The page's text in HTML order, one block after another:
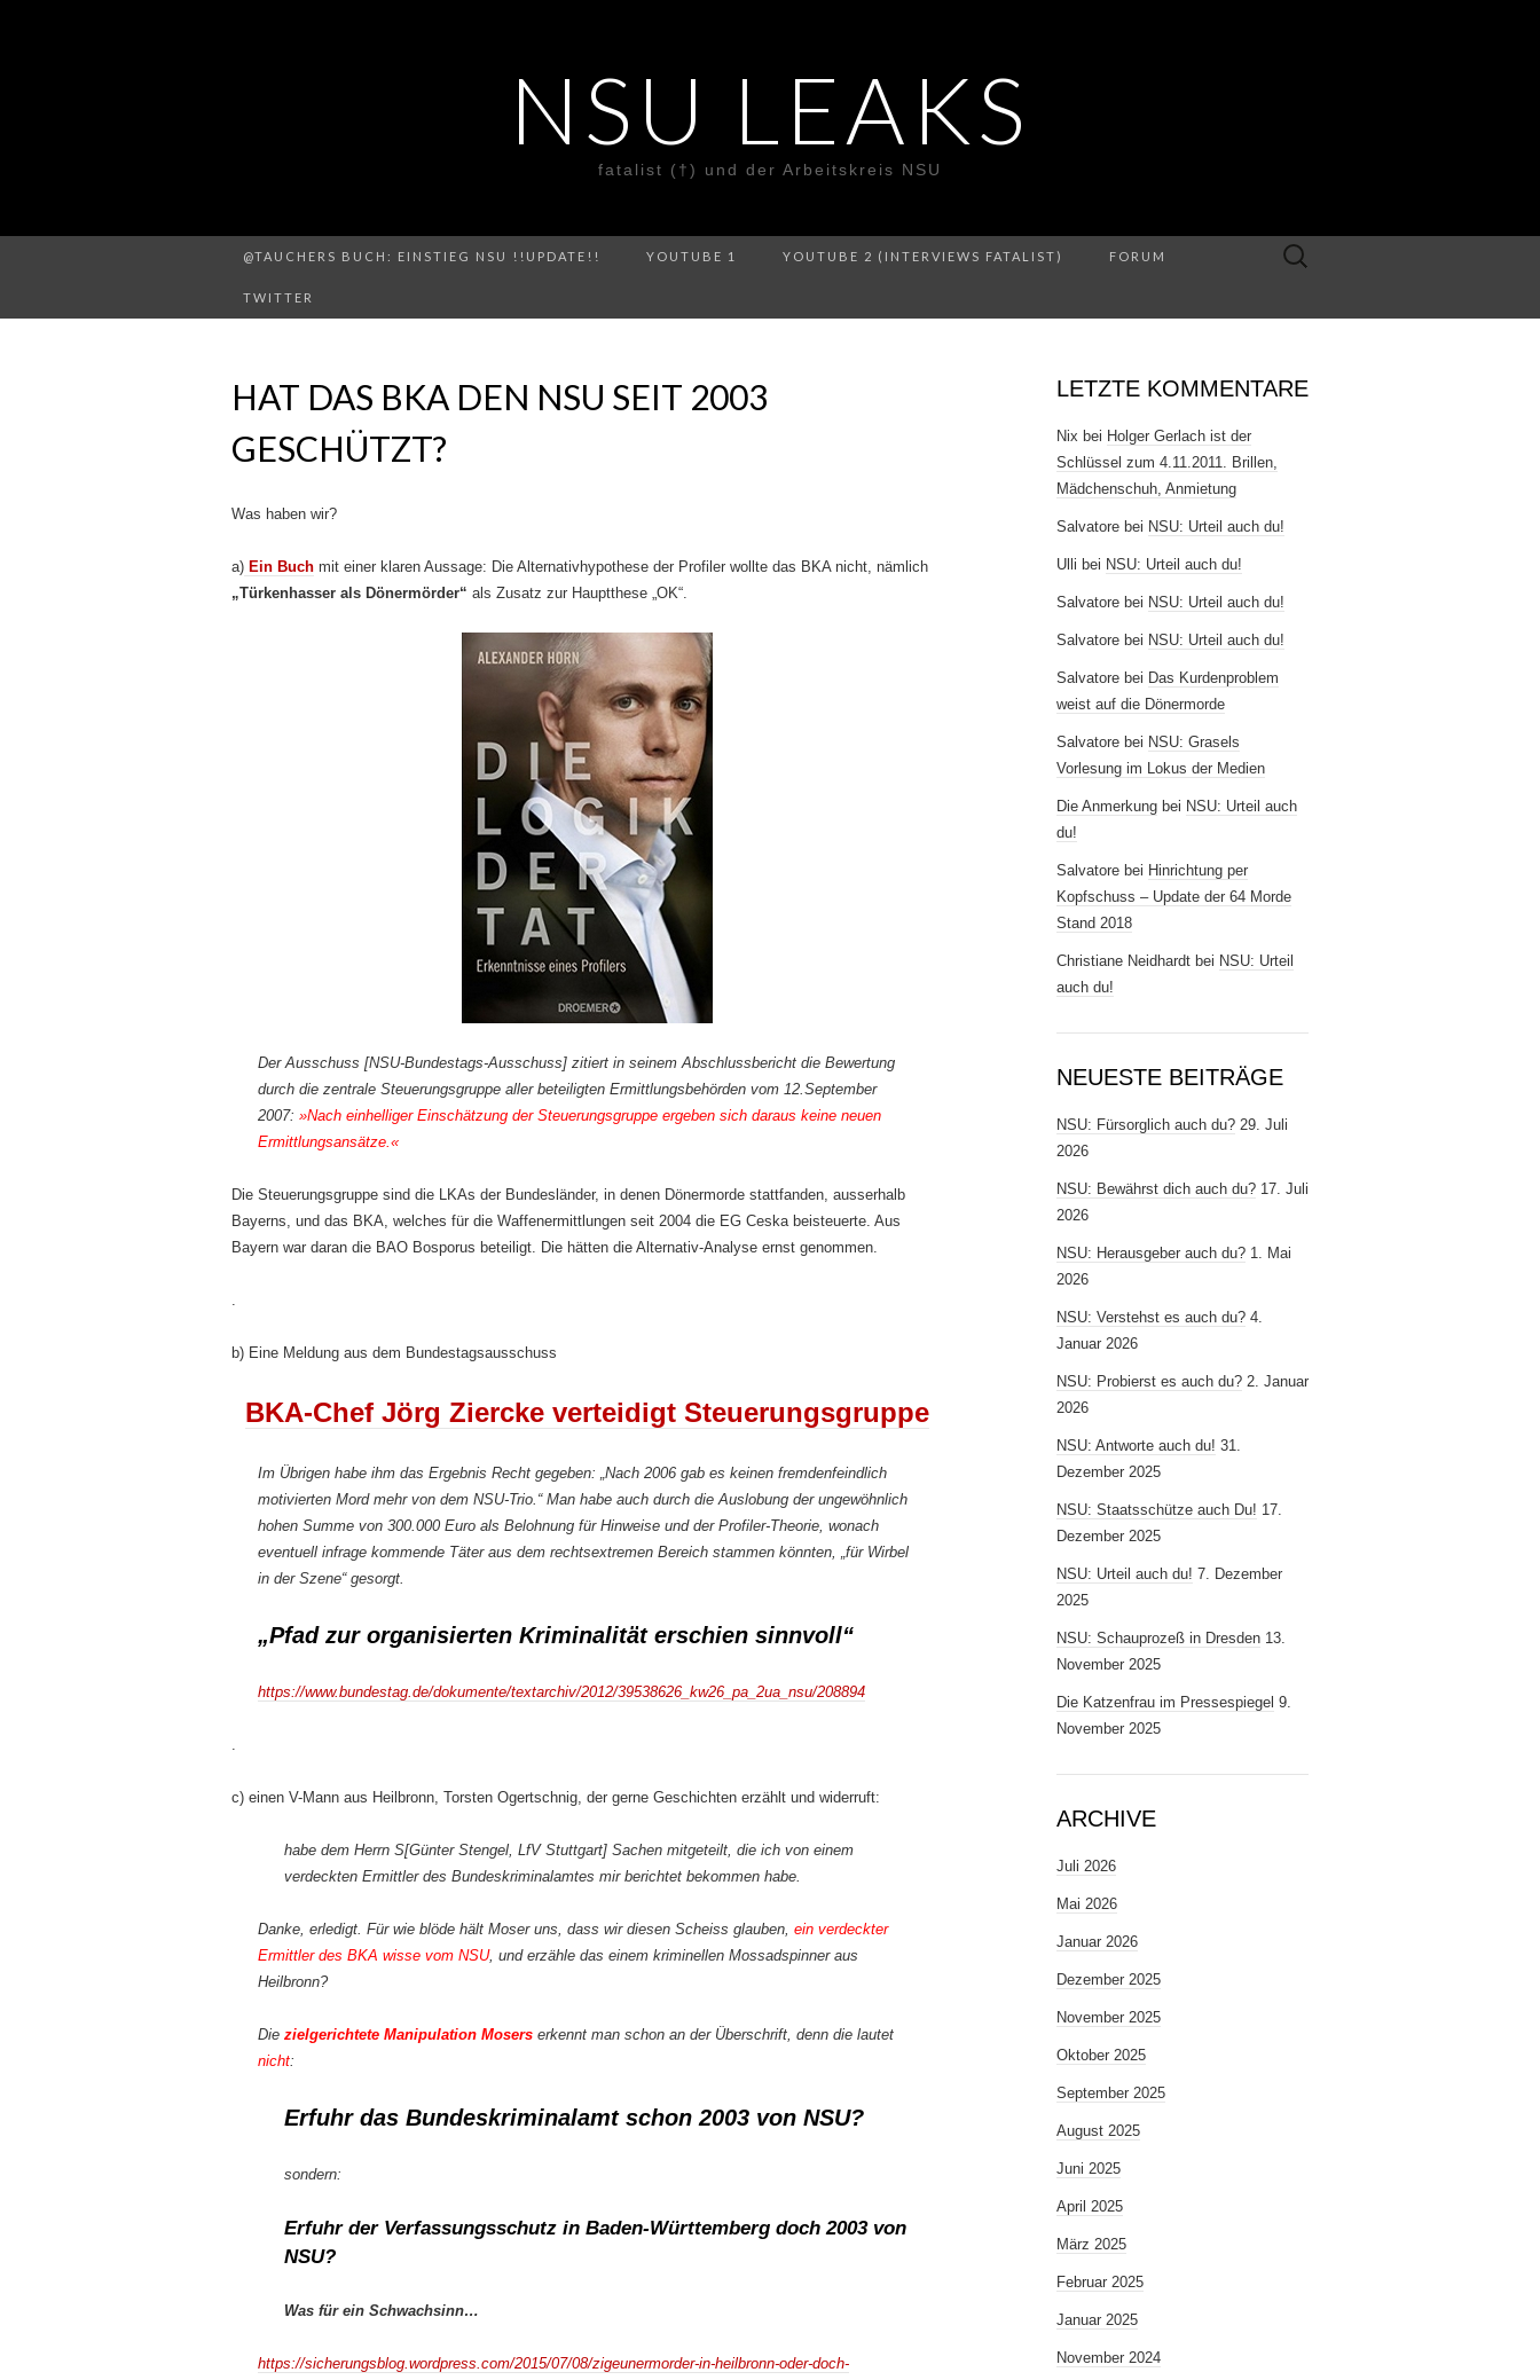
NSU LEAKS
fatalist (†) und der Arbeitskreis NSU
@TAUCHERS BUCH: EINSTIEG NSU !!UPDATE!! YOUTUBE 1 YOUTUBE 2 (INTERVIEWS FATALIST) FORUM
TWITTER
Suche
HAT DAS BKA DEN NSU SEIT 2003
GESCHÜTZT?
Was haben wir?
a) Ein Buch mit einer klaren Aussage: Die Alternativhypothese der Profiler wollte das BKA nicht, nämlich
„Türkenhasser als Dönermörder“ als Zusatz zur Hauptthese „OK“.
Der Ausschuss [NSU-Bundestags-Ausschuss] zitiert in seinem Abschlussbericht die Bewertung
durch die zentrale Steuerungsgruppe aller beteiligten Ermittlungsbehörden vom 12.September
2007: »Nach einhelliger Einschätzung der Steuerungsgruppe ergeben sich daraus keine neuen
Ermittlungsansätze.«
Die Steuerungsgruppe sind die LKAs der Bundesländer, in denen Dönermorde stattfanden, ausserhalb
Bayerns, und das BKA, welches für die Waffenermittlungen seit 2004 die EG Ceska beisteuerte. Aus
Bayern war daran die BAO Bosporus beteiligt. Die hätten die Alternativ-Analyse ernst genommen.
.
b) Eine Meldung aus dem Bundestagsausschuss
BKA-Chef Jörg Ziercke verteidigt Steuerungsgruppe
Im Übrigen habe ihm das Ergebnis Recht gegeben: „Nach 2006 gab es keinen fremdenfeindlich
motivierten Mord mehr von dem NSU-Trio.“ Man habe auch durch die Auslobung der ungewöhnlich
hohen Summe von 300.000 Euro als Belohnung für Hinweise und der Profiler-Theorie, wonach
eventuell infrage kommende Täter aus dem rechtsextremen Bereich stammen könnten, „für Wirbel
in der Szene“ gesorgt.
„Pfad zur organisierten Kriminalität erschien sinnvoll“
https://www.bundestag.de/dokumente/textarchiv/2012/39538626_kw26_pa_2ua_nsu/208894
.
c) einen V-Mann aus Heilbronn, Torsten Ogertschnig, der gerne Geschichten erzählt und widerruft:
habe dem Herrn S[Günter Stengel, LfV Stuttgart] Sachen mitgeteilt, die ich von einem
verdeckten Ermittler des Bundeskriminalamtes mir berichtet bekommen habe.
Danke, erledigt. Für wie blöde hält Moser uns, dass wir diesen Scheiss glauben, ein verdeckter
Ermittler des BKA wisse vom NSU, und erzähle das einem kriminellen Mossadspinner aus
Heilbronn?
Die zielgerichtete Manipulation Mosers erkennt man schon an der Überschrift, denn die lautet
nicht:
Erfuhr das Bundeskriminalamt schon 2003 von NSU?
sondern:
Erfuhr der Verfassungsschutz in Baden-Württemberg doch 2003 von
NSU?
Was für ein Schwachsinn…
https://sicherungsblog.wordpress.com/2015/07/08/zigeunermorder-in-heilbronn-oder-doch-
LETZTE KOMMENTARE
Nix bei Holger Gerlach ist der
Schlüssel zum 4.11.2011. Brillen,
Mädchenschuh, Anmietung
Salvatore bei NSU: Urteil auch du!
Ulli bei NSU: Urteil auch du!
Salvatore bei NSU: Urteil auch du!
Salvatore bei NSU: Urteil auch du!
Salvatore bei Das Kurdenproblem
weist auf die Dönermorde
Salvatore bei NSU: Grasels
Vorlesung im Lokus der Medien
Die Anmerkung bei NSU: Urteil auch
du!
Salvatore bei Hinrichtung per
Kopfschuss – Update der 64 Morde
Stand 2018
Christiane Neidhardt bei NSU: Urteil
auch du!
NEUESTE BEITRÄGE
NSU: Fürsorglich auch du? 29. Juli
2026
NSU: Bewährst dich auch du? 17. Juli
2026
NSU: Herausgeber auch du? 1. Mai
2026
NSU: Verstehst es auch du? 4.
Januar 2026
NSU: Probierst es auch du? 2. Januar
2026
NSU: Antworte auch du! 31.
Dezember 2025
NSU: Staatsschütze auch Du! 17.
Dezember 2025
NSU: Urteil auch du! 7. Dezember
2025
NSU: Schauprozeß in Dresden 13.
November 2025
Die Katzenfrau im Pressespiegel 9.
November 2025
ARCHIVE
Juli 2026
Mai 2026
Januar 2026
Dezember 2025
November 2025
Oktober 2025
September 2025
August 2025
Juni 2025
April 2025
März 2025
Februar 2025
Januar 2025
November 2024